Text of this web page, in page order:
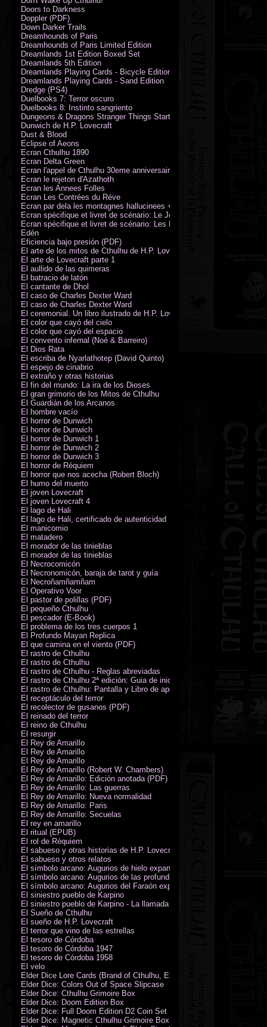
Doors to Darkness
Doppler (PDF)
Down Darker Trails
Dreamhounds of Paris
Dreamhounds of Paris Limited Edition
Dreamlands 1st Edition Boxed Set
Dreamlands 5th Edition
Dreamlands Playing Cards - Bicycle Edition
Dreamlands Playing Cards - Sand Edition
Dredge (PS4)
Duelbooks 7: Terror oscuro
Duelbooks 8: Instinto sangriento
Dungeons & Dragons Stranger Things Starter Set
Dunwich de H.P. Lovecraft
Dust & Blood
Eclipse of Aeons
Ecran Cthulhu 1890
Ecran Delta Green
Ecran l'appel de Cthulhu 30eme anniversaire
Ecran le rejeton d'Azathoth
Ecran les Annees Folles
Ecran Les Contrées du Réve
Ecran par dela les montagnes hallucinees + kit d'expedition
Ecran spécifique et livret de scénario: Le Jour de la Bête
Ecran spécifique et livret de scénario: Les Masques de Nyarlathotep
Edén
Eficiencia bajo presión (PDF)
El arte de los mitos de Cthulhu de H.P. Lovecraft
El arte de Lovecraft parte 1
El aullido de las quimeras
El batracio de latón
El cantante de Dhol
El caso de Charles Dexter Ward
El caso de Charles Dexter Ward
El ceremonial. Un libro ilustrado de H.P. Lovecraft
El color que cayó del cielo
El color que cayó del espacio
El convento infernal (Noé & Barreiro)
El Dios Rata
El escriba de Nyarlathotep (David Quinto)
El espejo de cinabrio
El extraño y otras historias
El fin del mundo: La ira de los Dioses
El gran grimorio de los Mitos de Cthulhu
El Guardián de los Arcanos
El hombre vacío
El horror de Dunwich
El horror de Dunwich
El horror de Dunwich 1
El horror de Dunwich 2
El horror de Dunwich 3
El horror de Réquiem
El horror que nos acecha (Robert Bloch)
El humo del muerto
El joven Lovecraft
El joven Lovecraft 4
El lago de Hali
El lago de Hali, certificado de autenticidad
El manicomio
El matadero
El morador de las tinieblas
El morador de las tinieblas
El Necrocomicón
El Necronomicón, baraja de tarot y guía
El Necroñamñamñam
El Operativo Voor
El pastor de polillas (PDF)
El pequeño Cthulhu
El pescador (E-Book)
El problema de los tres cuerpos 1
El Profundo Mayan Replica
El que camina en el viento (PDF)
El rastro de Cthulhu
El rastro de Cthulhu
El rastro de Cthulhu - Reglas abreviadas
El rastro de Cthulhu 2ª edición: Guia de inicio (PDF)
El rastro de Cthulhu: Pantalla y Libro de apoyo del Guardián
El receptáculo del terror
El recolector de gusanos (PDF)
El reinado del terror
El reino de Cthulhu
El resurgir
El Rey de Amarillo
El Rey de Amarillo
El Rey de Amarillo
El Rey de Amarillo (Robert W. Chambers)
El Rey de Amarillo: Edición anotada (PDF)
El Rey de Amarillo: Las guerras
El Rey de Amarillo: Nueva normalidad
El Rey de Amarillo: Paris
El Rey de Amarillo: Secuelas
El rey en amarillo
El ritual (EPUB)
El rol de Réquiem
El sabueso y otras historias de H.P. Lovecraft
El sabueso y otros relatos
El símbolo arcano: Augurios de hielo expansión
El símbolo arcano: Augurios de las profundidades expansión
El símbolo arcano: Augurios del Faraón expansión
El siniestro pueblo de Karpino
El siniestro pueblo de Karpino - La llamada de Cthulhu
El Sueño de Cthulhu
El sueño de H.P. Lovecraft
El terror que vino de las estrellas
El tesoro de Córdoba
El tesoro de Córdoba 1947
El tesoro de Córdoba 1958
El velo
Elder Dice Lore Cards (Brand of Cthulhu, Elder Sign, Astral Elder Sign)
Elder Dice: Colors Out of Space Slipcase
Elder Dice: Cthulhu Grimoire Box
Elder Dice: Doom Edition Box
Elder Dice: Full Doom Edition D2 Coin Set
Elder Dice: Magnetic Cthulhu Grimoire Box